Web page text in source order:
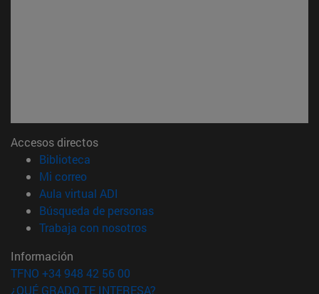
Accesos directos
Biblioteca
Mi correo(abre en nueva ventana)
Aula virtual ADI
Búsqueda de personas(abre en nueva ventana)
Trabaja con nosotros(abre en nueva ventana)
Información
TFNO +34 948 42 56 00
¿QUÉ GRADO TE INTERESA?